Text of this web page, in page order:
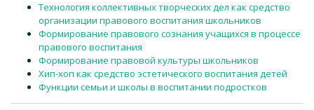
Технология коллективных творческих дел как средство
организации правового воспитания школьников
Формирование правового сознания учащихся в процессе
правового воспитания
Формирование правовой культуры школьников
Хип-хоп как средство эстетического воспитания детей
Функции семьи и школы в воспитании подростков